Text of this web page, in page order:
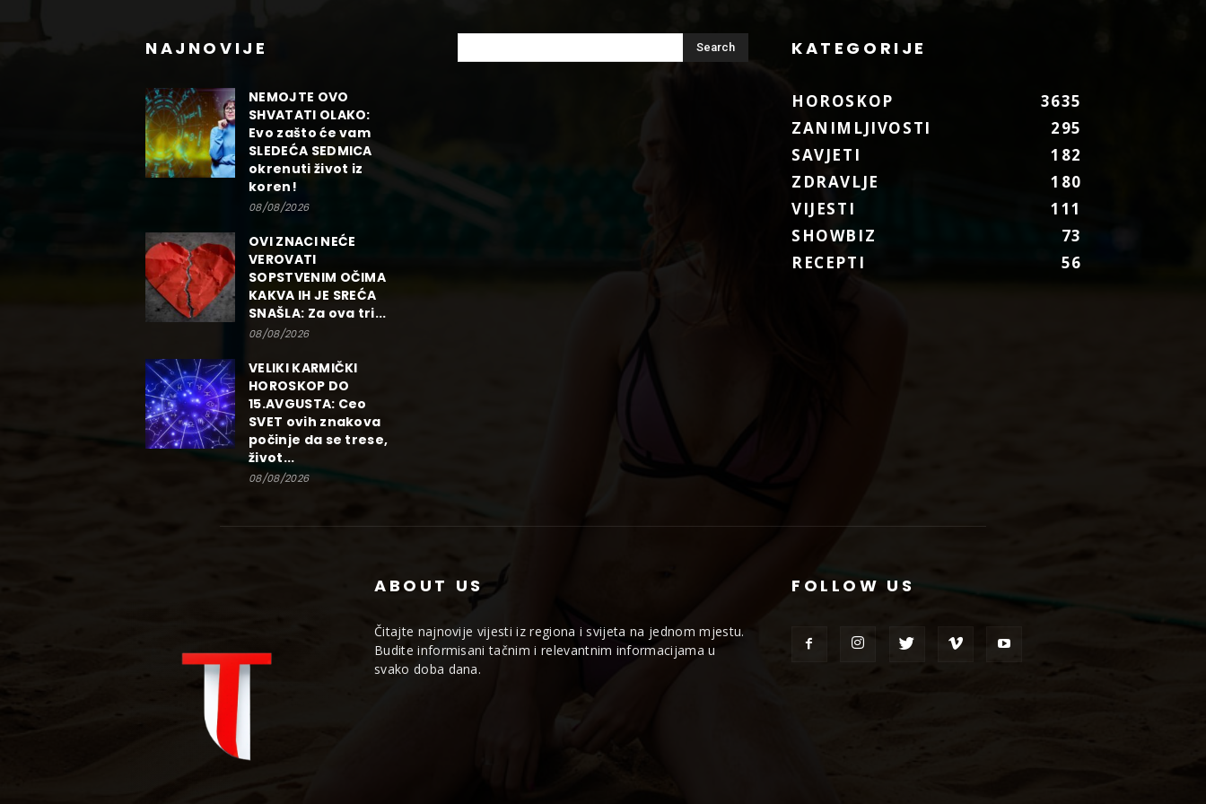
NAJNOVIJE
NEMOJTE OVO
SHVATATI OLAKO:
Evo zašto će vam
SLEDEĆA SEDMICA
okrenuti život iz
koren!
08/08/2026
OVI ZNACI NEĆE
VEROVATI
SOPSTVENIM OČIMA
KAKVA IH JE SREĆA
SNAŠLA: Za ova tri...
08/08/2026
VELIKI KARMIČKI
HOROSKOP DO
15.AVGUSTA: Ceo
SVET ovih znakova
počinje da se trese,
život...
08/08/2026
KATEGORIJE
HOROSKOP
3635
ZANIMLJIVOSTI
295
SAVJETI
182
ZDRAVLJE
180
VIJESTI
111
SHOWBIZ
73
RECEPTI
56
ABOUT US
Čitajte najnovije vijesti iz regiona i svijeta na jednom mjestu.
Budite informisani tačnim i relevantnim informacijama u
svako doba dana.
FOLLOW US